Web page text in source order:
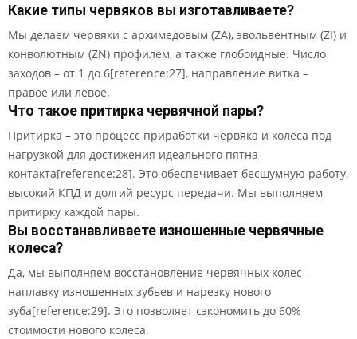
Какие типы червяков вы изготавливаете?
Мы делаем червяки с архимедовым (ZA), эвольвентным (ZI) и
конволютным (ZN) профилем, а также глобоидные. Число
заходов – от 1 до 6[reference:27], направление витка –
правое или левое.
Что такое притирка червячной пары?
Притирка – это процесс приработки червяка и колеса под
нагрузкой для достижения идеального пятна
контакта[reference:28]. Это обеспечивает бесшумную работу,
высокий КПД и долгий ресурс передачи. Мы выполняем
притирку каждой пары.
Вы восстанавливаете изношенные червячные
колеса?
Да, мы выполняем восстановление червячных колес –
наплавку изношенных зубьев и нарезку нового
зуба[reference:29]. Это позволяет сэкономить до 60%
стоимости нового колеса.